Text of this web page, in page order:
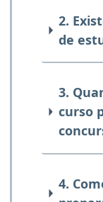
2.
de
3.
curso
4.